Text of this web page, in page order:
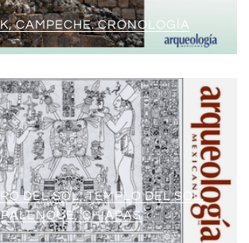
CAMPECHE. CRONOLOGÍA
DEL SOL, TEMPLO DEL SOL,
PALENQUE, CHIAPAS